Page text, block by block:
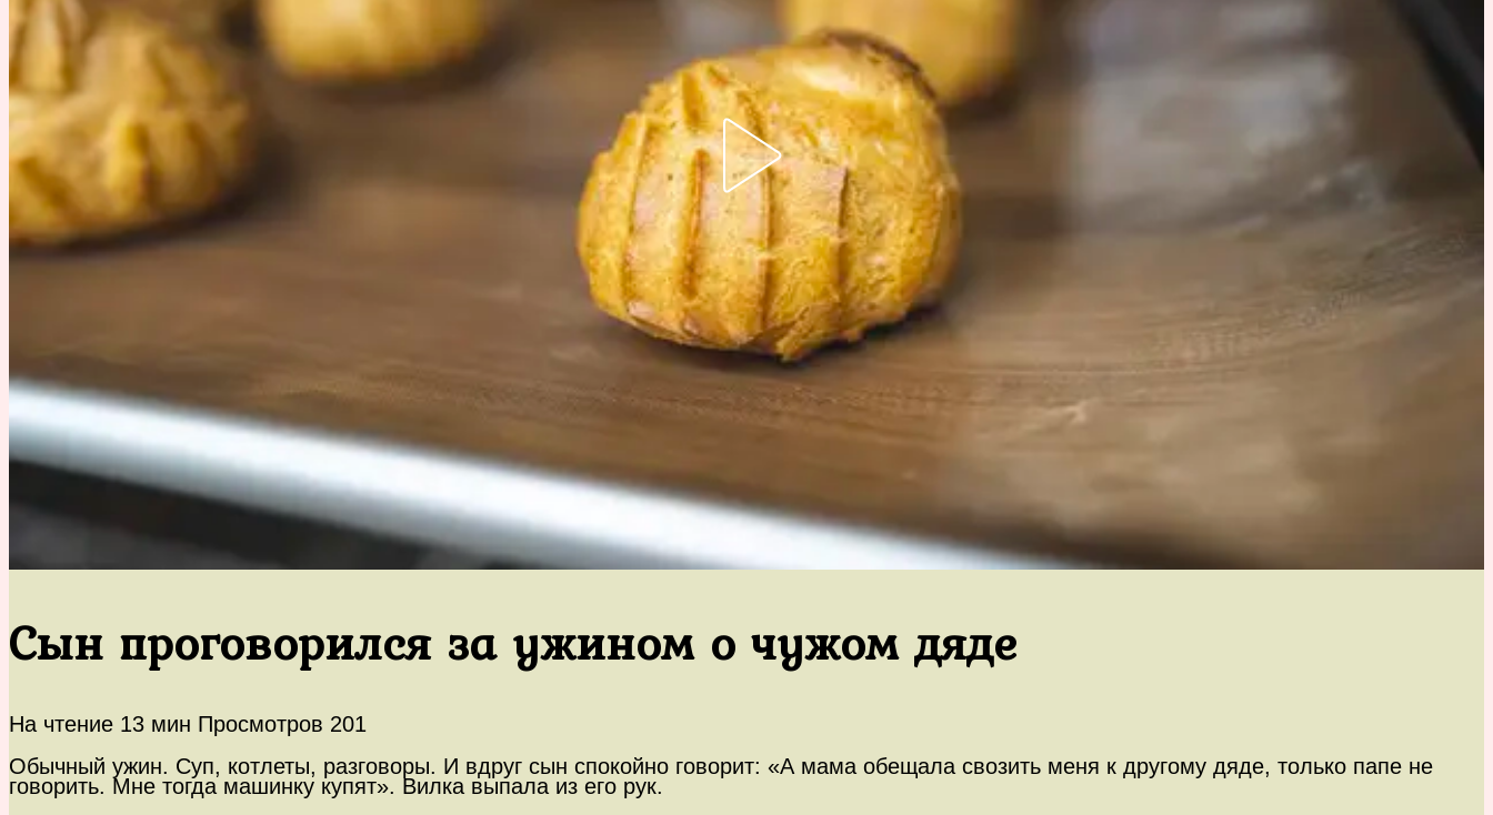
Сын проговорился за ужином о чужом дяде
На чтение 13 мин Просмотров 201
Обычный ужин. Суп, котлеты, разговоры. И вдруг сын спокойно говорит: «А мама обещала свозить меня к другому дяде, только папе не
говорить. Мне тогда машинку купят». Вилка выпала из его рук.